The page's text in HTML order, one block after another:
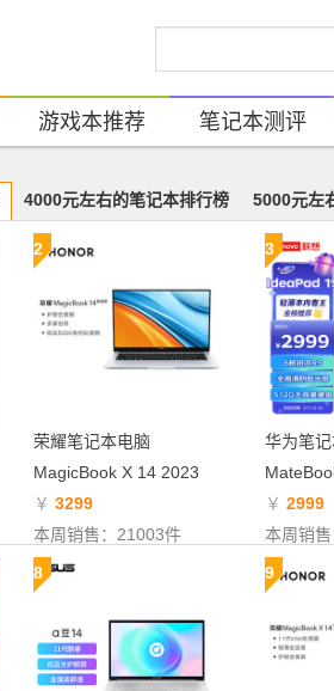
游戏本推荐 笔记本测评
4000元左右的笔记本排行榜 5000元左
2
荣耀笔记本电脑
MagicBook X 14 2023
￥ 3299
本周销售：21003件
3
华为笔
￥ 2999
本周销
8 9